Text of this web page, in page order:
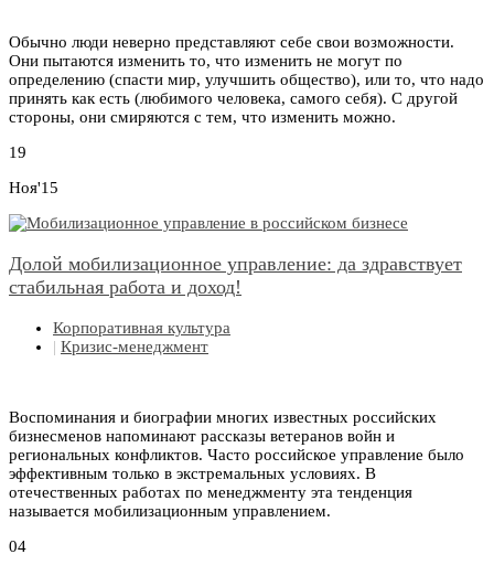
Обычно люди неверно представляют себе свои возможности.
Они пытаются изменить то, что изменить не могут по
определению (спасти мир, улучшить общество), или то, что надо
принять как есть (любимого человека, самого себя). С другой
стороны, они смиряются с тем, что изменить можно.
19
Ноя'15
Долой мобилизационное управление: да здравствует
стабильная работа и доход!
Корпоративная культура
| Кризис-менеджмент
Воспоминания и биографии многих известных российских
бизнесменов напоминают рассказы ветеранов войн и
региональных конфликтов. Часто российское управление было
эффективным только в экстремальных условиях. В
отечественных работах по менеджменту эта тенденция
называется мобилизационным управлением.
04